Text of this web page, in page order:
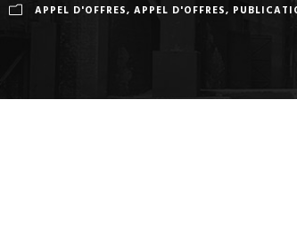
APPEL D'OFFRES, APPEL D'OFFRES,